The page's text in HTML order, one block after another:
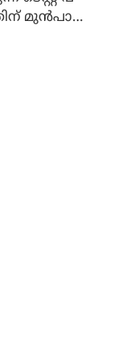
മുന്‍പായി